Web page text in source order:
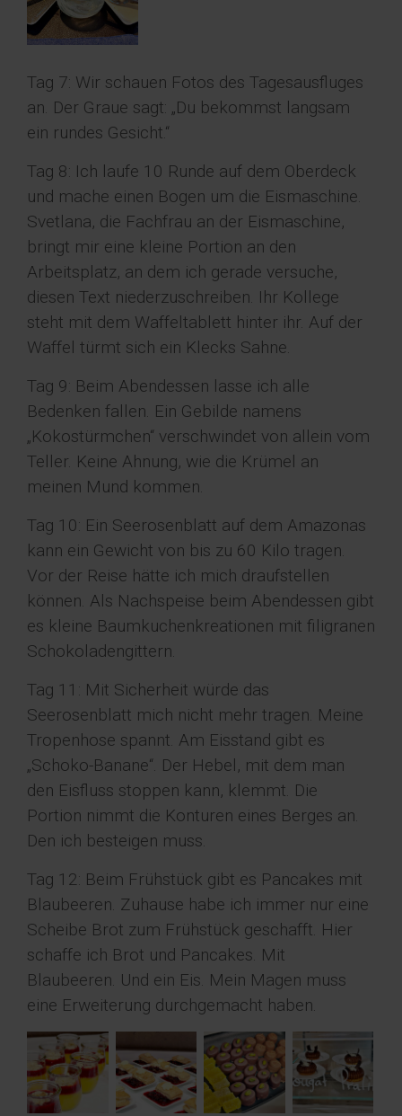
Tag 7: Wir schauen Fotos des Tagesausfluges
an. Der Graue sagt: „Du bekommst langsam
ein rundes Gesicht.“
Tag 8: Ich laufe 10 Runde auf dem Oberdeck
und mache einen Bogen um die Eismaschine.
Svetlana, die Fachfrau an der Eismaschine,
bringt mir eine kleine Portion an den
Arbeitsplatz, an dem ich gerade versuche,
diesen Text niederzuschreiben. Ihr Kollege
steht mit dem Waffeltablett hinter ihr. Auf der
Waffel türmt sich ein Klecks Sahne.
Tag 9: Beim Abendessen lasse ich alle
Bedenken fallen. Ein Gebilde namens
„Kokostürmchen“ verschwindet von allein vom
Teller. Keine Ahnung, wie die Krümel an
meinen Mund kommen.
Tag 10: Ein Seerosenblatt auf dem Amazonas
kann ein Gewicht von bis zu 60 Kilo tragen.
Vor der Reise hätte ich mich draufstellen
können. Als Nachspeise beim Abendessen gibt
es kleine Baumkuchenkreationen mit filigranen
Schokoladengittern.
Tag 11: Mit Sicherheit würde das
Seerosenblatt mich nicht mehr tragen. Meine
Tropenhose spannt. Am Eisstand gibt es
„Schoko-Banane“. Der Hebel, mit dem man
den Eisfluss stoppen kann, klemmt. Die
Portion nimmt die Konturen eines Berges an.
Den ich besteigen muss.
Tag 12: Beim Frühstück gibt es Pancakes mit
Blaubeeren. Zuhause habe ich immer nur eine
Scheibe Brot zum Frühstück geschafft. Hier
schaffe ich Brot und Pancakes. Mit
Blaubeeren. Und ein Eis. Mein Magen muss
eine Erweiterung durchgemacht haben.